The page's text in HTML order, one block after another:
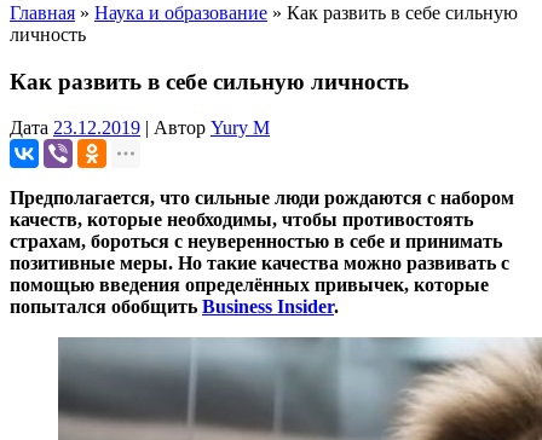
Главная » Наука и образование » Как развить в себе сильную
личность
Как развить в себе сильную личность
Дата 23.12.2019 | Автор Yury M
Предполагается, что сильные люди рождаются с набором
качеств, которые необходимы, чтобы противостоять
страхам, бороться с неуверенностью в себе и принимать
позитивные меры. Но такие качества можно развивать с
помощью введения определённых привычек, которые
попытался обобщить Business Insider.